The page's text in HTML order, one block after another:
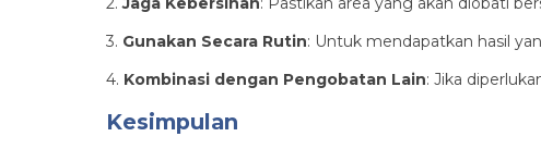
3. Gunakan Secara Rutin: Untuk mendapatkan hasil
4. Kombinasi dengan Pengobatan Lain: Jika
Kesimpulan